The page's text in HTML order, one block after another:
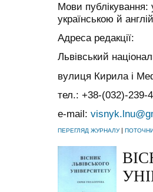
Мови публікування:
українською й
Адреса редакції:
Львівський
вулиця Кирила і
тел.: +38-(032)-239-
e-mail:
ПЕРЕГЛЯД ЖУРНАЛУ|